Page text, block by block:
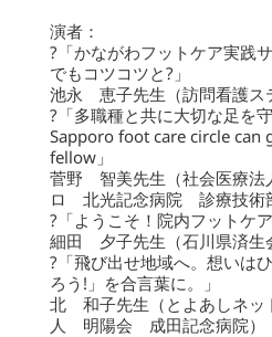
演者：
?「かながわフットケア実践
でもコツコツと?」
池永 恵子先生（訪問看護ス
?「多職種と共に大切な足を
Sapporo foot care circle can
fellow」
菅野 智美先生（社会医療
ロ 北光記念病院 診療技術
?「ようこそ！院内フットケ
細田 夕子先生（石川県済生
?「飛び出せ地域へ。想いは
ろう!」を合言葉に。」
北 和子先生（とよあしネッ
人 明陽会 成田記念病院）